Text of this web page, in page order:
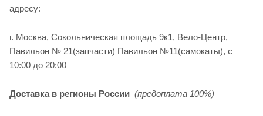
адресу:
г. Москва, Сокольническая площадь 9к1, Вело-Центр,
Павильон № 21(запчасти) Павильон №11(cамокаты), с
10:00 до 20:00
Доставка в регионы России (предоплата 100%)